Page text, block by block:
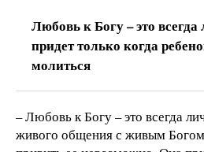
Любовь к Богу – это
придет только когда
молиться
– Любовь к Богу – это всегда
живого общения с живым